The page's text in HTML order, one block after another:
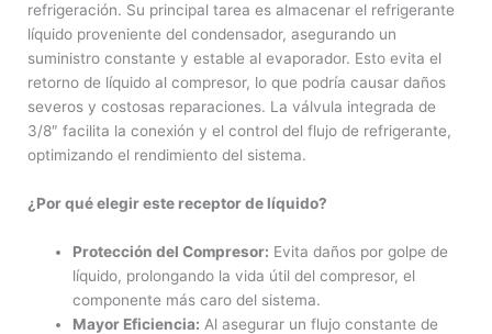
refrigeración. Su principal tarea es almacenar el refrigerante
líquido proveniente del condensador, asegurando un
suministro constante y estable al evaporador. Esto evita el
retorno de líquido al compresor, lo que podría causar daños
severos y costosas reparaciones. La válvula integrada de
3/8″ facilita la conexión y el control del flujo de refrigerante,
optimizando el rendimiento del sistema.
¿Por qué elegir este receptor de líquido?
Protección del Compresor: Evita daños por golpe de
líquido, prolongando la vida útil del compresor, el
componente más caro del sistema.
Mayor Eficiencia: Al asegurar un flujo constante de